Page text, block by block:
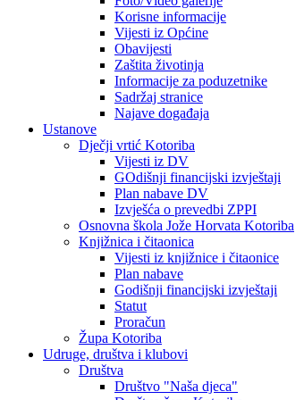
Korisne informacije
Vijesti iz Općine
Obavijesti
Zaštita životinja
Informacije za poduzetnike
Sadržaj stranice
Najave događaja
Ustanove
Dječji vrtić Kotoriba
Vijesti iz DV
GOdišnji financijski izvještaji
Plan nabave DV
Izvješća o prevedbi ZPPI
Osnovna škola Jože Horvata Kotoriba
Knjižnica i čitaonica
Vijesti iz knjižnice i čitaonice
Plan nabave
Godišnji financijski izvještaji
Statut
Proračun
Župa Kotoriba
Udruge, društva i klubovi
Društva
Društvo "Naša djeca"